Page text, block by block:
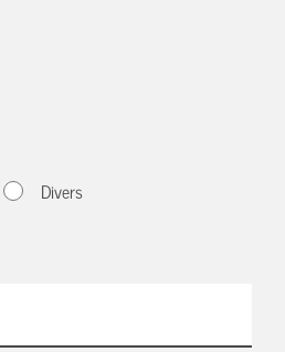
Divers